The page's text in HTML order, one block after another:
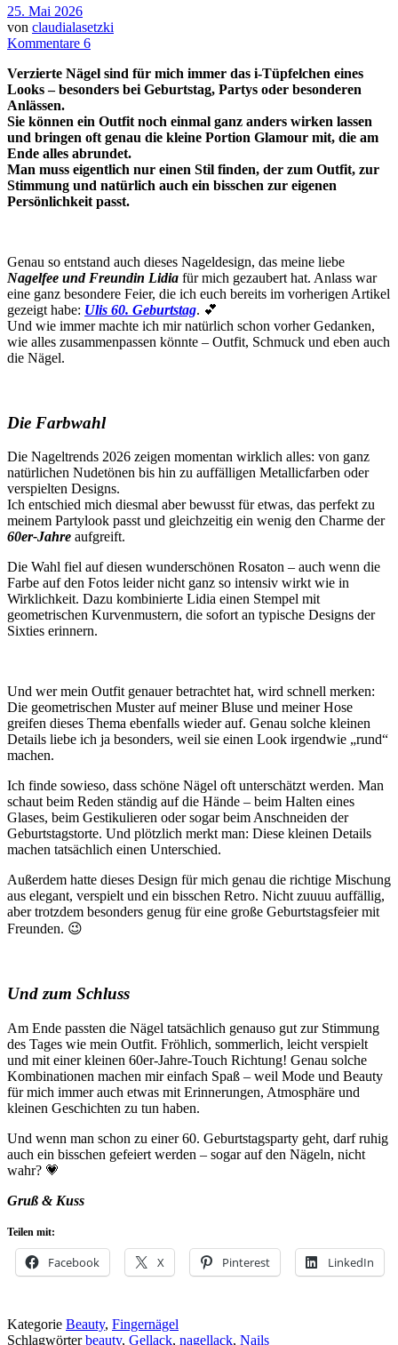
25. Mai 2026
von claudialasetzki
Kommentare 6
Verzierte Nägel sind für mich immer das i-Tüpfelchen eines
Looks – besonders bei Geburtstag, Partys oder besonderen
Anlässen.
Sie können ein Outfit noch einmal ganz anders wirken lassen
und bringen oft genau die kleine Portion Glamour mit, die am
Ende alles abrundet.
Man muss eigentlich nur einen Stil finden, der zum Outfit, zur
Stimmung und natürlich auch ein bisschen zur eigenen
Persönlichkeit passt.
Genau so entstand auch dieses Nageldesign, das meine liebe
Nagelfee und Freundin Lidia für mich gezaubert hat. Anlass war
eine ganz besondere Feier, die ich euch bereits im vorherigen Artikel
gezeigt habe: Ulis 60. Geburtstag. 💕
Und wie immer machte ich mir natürlich schon vorher Gedanken,
wie alles zusammenpassen könnte – Outfit, Schmuck und eben auch
die Nägel.
Die Farbwahl
Die Nageltrends 2026 zeigen momentan wirklich alles: von ganz
natürlichen Nudetönen bis hin zu auffälligen Metallicfarben oder
verspielten Designs.
Ich entschied mich diesmal aber bewusst für etwas, das perfekt zu
meinem Partylook passt und gleichzeitig ein wenig den Charme der
60er-Jahre aufgreift.
Die Wahl fiel auf diesen wunderschönen Rosaton – auch wenn die
Farbe auf den Fotos leider nicht ganz so intensiv wirkt wie in
Wirklichkeit. Dazu kombinierte Lidia einen Stempel mit
geometrischen Kurvenmustern, die sofort an typische Designs der
Sixties erinnern.
Und wer mein Outfit genauer betrachtet hat, wird schnell merken:
Die geometrischen Muster auf meiner Bluse und meiner Hose
greifen dieses Thema ebenfalls wieder auf. Genau solche kleinen
Details liebe ich ja besonders, weil sie einen Look irgendwie „rund“
machen.
Ich finde sowieso, dass schöne Nägel oft unterschätzt werden. Man
schaut beim Reden ständig auf die Hände – beim Halten eines
Glases, beim Gestikulieren oder sogar beim Anschneiden der
Geburtstagstorte. Und plötzlich merkt man: Diese kleinen Details
machen tatsächlich einen Unterschied.
Außerdem hatte dieses Design für mich genau die richtige Mischung
aus elegant, verspielt und ein bisschen Retro. Nicht zuuuu auffällig,
aber trotzdem besonders genug für eine große Geburtstagsfeier mit
Freunden. 😉
Und zum Schluss
Am Ende passten die Nägel tatsächlich genauso gut zur Stimmung
des Tages wie mein Outfit. Fröhlich, sommerlich, leicht verspielt
und mit einer kleinen 60er-Jahre-Touch Richtung! Genau solche
Kombinationen machen mir einfach Spaß – weil Mode und Beauty
für mich immer auch etwas mit Erinnerungen, Atmosphäre und
kleinen Geschichten zu tun haben.
Und wenn man schon zu einer 60. Geburtstagsparty geht, darf ruhig
auch ein bisschen gefeiert werden – sogar auf den Nägeln, nicht
wahr? 💗
Gruß & Kuss
Teilen mit:
Facebook X Pinterest LinkedIn
Kategorie Beauty, Fingernägel
Schlagwörterbeauty, Gellack, nagellack, Nails